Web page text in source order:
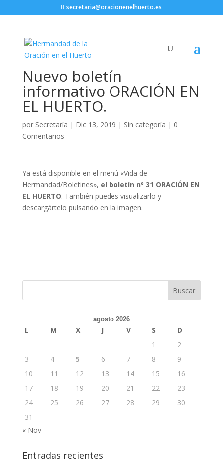
secretaria@oracionenelhuerto.es
Nuevo boletín
informativo ORACIÓN EN
EL HUERTO.
por Secretaría | Dic 13, 2019 | Sin categoría | 0
Comentarios
Ya está disponible en el menú «Vida de
Hermandad/Boletines», el boletín nº 31 ORACIÓN EN
EL HUERTO. También puedes visualizarlo y
descargártelo pulsando en la imagen.
agosto 2026
L M X J V S
D
1
2
3
4 5 6 7 8
9
10
11 12 13 14 15
16
17
18 19 20 21 22
23
24
25 26 27 28 29
30
31
« Nov
Entradas recientes